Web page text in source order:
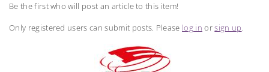
Be the first who will post an article to this item!
Only registered users can submit posts. Please log in orsign up.